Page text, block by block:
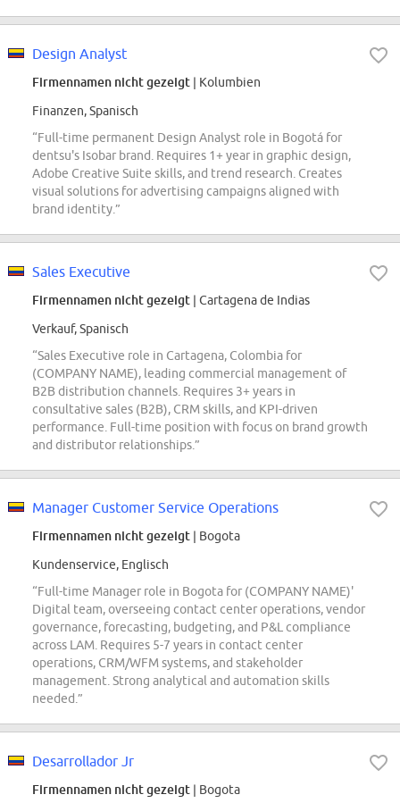
Design Analyst
Firmennamen nicht gezeigt | Kolumbien
Finanzen, Spanisch
“Full-time permanent Design Analyst role in Bogotá for
dentsu's Isobar brand. Requires 1+ year in graphic design,
Adobe Creative Suite skills, and trend research. Creates
visual solutions for advertising campaigns aligned with
brand identity.”
Sales Executive
Firmennamen nicht gezeigt | Cartagena de Indias
Verkauf, Spanisch
“Sales Executive role in Cartagena, Colombia for
(COMPANY NAME), leading commercial management of
B2B distribution channels. Requires 3+ years in
consultative sales (B2B), CRM skills, and KPI-driven
performance. Full-time position with focus on brand growth
and distributor relationships.”
Manager Customer Service Operations
Firmennamen nicht gezeigt | Bogota
Kundenservice, Englisch
“Full-time Manager role in Bogota for (COMPANY NAME)'
Digital team, overseeing contact center operations, vendor
governance, forecasting, budgeting, and P&L compliance
across LAM. Requires 5-7 years in contact center
operations, CRM/WFM systems, and stakeholder
management. Strong analytical and automation skills
needed.”
Desarrollador Jr
Firmennamen nicht gezeigt | Bogota